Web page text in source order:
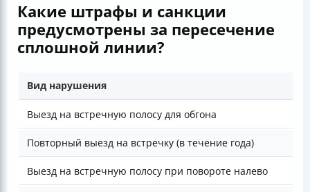
Какие штрафы и санкции
предусмотрены за пересечение
сплошной линии?
Вид нарушения
Выезд на встречную полосу для обгона
Повторный выезд на встречку (в течение года)
Выезд на встречную полосу при повороте налево